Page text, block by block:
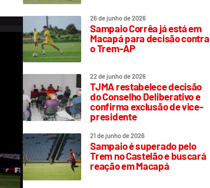
26 de junho de 2026
Sampaio Corrêa já está em
Macapá para decisão contra
o Trem-AP
22 de junho de 2026
TJMA restabelece decisão
do Conselho Deliberativo e
confirma exclusão de vice-
presidente
21 de junho de 2026
Sampaio é superado pelo
Trem no Castelão e buscará
reação em Macapá